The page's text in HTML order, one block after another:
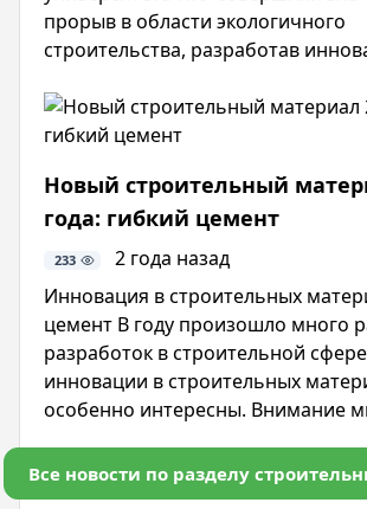
прорыв в области экологичного
строительства, разработав
этом сообщило Министерство
высшего образования октября года на своем
Новый строительный
года: гибкий цемент
233
2 года назад
Инновация в строительных
цемент В году произошло много разных
разработок в строительной
инновации в строительных
особенно интересны. Внимание
Новинку разработали в США, по
гениальное просто. Ученые
Все новости по разделу